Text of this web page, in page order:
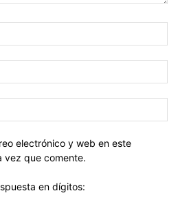
electrónico y web en este
vez que comente.
en dígitos: